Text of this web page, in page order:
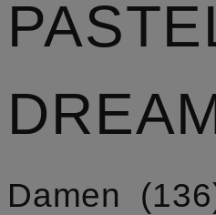
Damen
136